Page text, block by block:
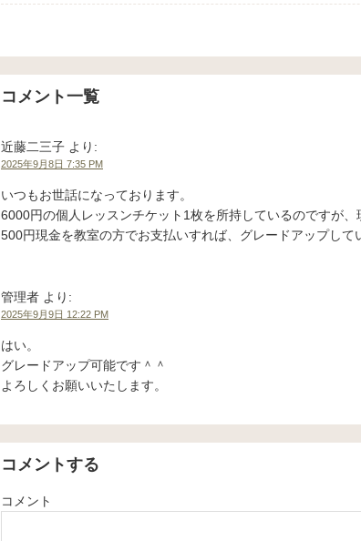
コメント一覧
近藤二三子 より:
2025年9月8日 7:35 PM
いつもお世話になっております。
6000円の個人レッスンチケット1枚を所持しているのですが、
500円現金を教室の方でお支払いすれば、グレードアップし
管理者 より:
2025年9月9日 12:22 PM
はい。
グレードアップ可能です＾＾
よろしくお願いいたします。
コメントする
コメント